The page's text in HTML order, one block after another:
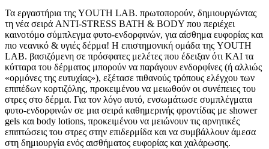
Τα εργαστήρια της YOUTH LAB. πρωτοπορούν, δημιουργώντας
τη νέα σειρά ANTI-STRESS BATH & BODY που περιέχει
καινοτόμο σύμπλεγμα φυτο-ενδορφινών, για αίσθημα ευφορίας και
πιο νεανικό & υγιές δέρμα! Η επιστημονική ομάδα της YOUTH
LAB. βασιζόμενη σε πρόσφατες μελέτες που έδειξαν ότι ΚΑΙ τα
κύτταρα του δέρματος μπορούν να παράγουν ενδορφίνες (ή αλλιώς
«ορμόνες της ευτυχίας»), εξέτασε πιθανούς τρόπους ελέγχου των
επιπέδων κορτιζόλης, προκειμένου να μειωθούν οι συνέπειες του
στρες στο δέρμα. Για τον λόγο αυτό, ενσωμάτωσε συμπλέγματα
φυτο-ενδορφινών σε μια σειρά καθημερινής φροντίδας με shower
gels και body lotions, προκειμένου να μειώνουν τις αρνητικές
επιπτώσεις του στρες στην επιδερμίδα και να συμβάλλουν άμεσα
στη δημιουργία ενός αισθήματος ευφορίας και χαλάρωσης.